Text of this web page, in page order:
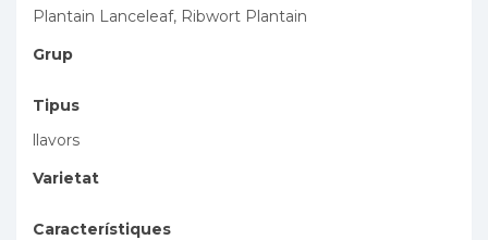
Plantain Lanceleaf, Ribwort Plantain
Grup
Tipus
llavors
Varietat
Característiques